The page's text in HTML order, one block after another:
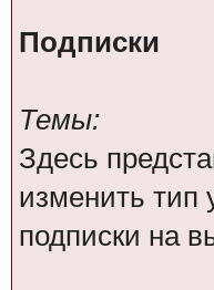
Подписки
Темы:
Здесь
изменить
подписки на